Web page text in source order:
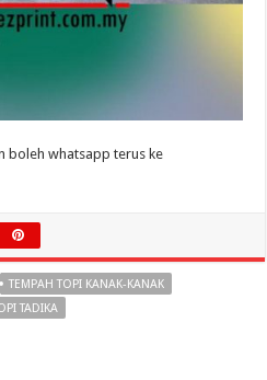
boleh whatsapp terus ke
TEMPAH TOPI KANAK-KANAK
TADIKA